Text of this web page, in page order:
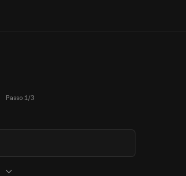
Passo 1/3